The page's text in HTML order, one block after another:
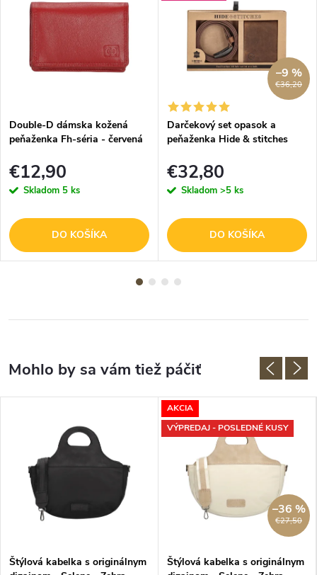
Double-D dámska kožená
peňaženka Fh-séria - červená
€12,90
Skladom 5 ks
DO KOŠÍKA
€36,20
–9 %
Darčekový set opasok a
peňaženka Hide & stitches
€32,80
Skladom >5 ks
DO KOŠÍKA
Štýlová kabelka s originálnym
AKCIA
VÝPREDAJ - POSLEDNÉ KUSY
€27,50
–36 %
Štýlová kabelka s originálnym